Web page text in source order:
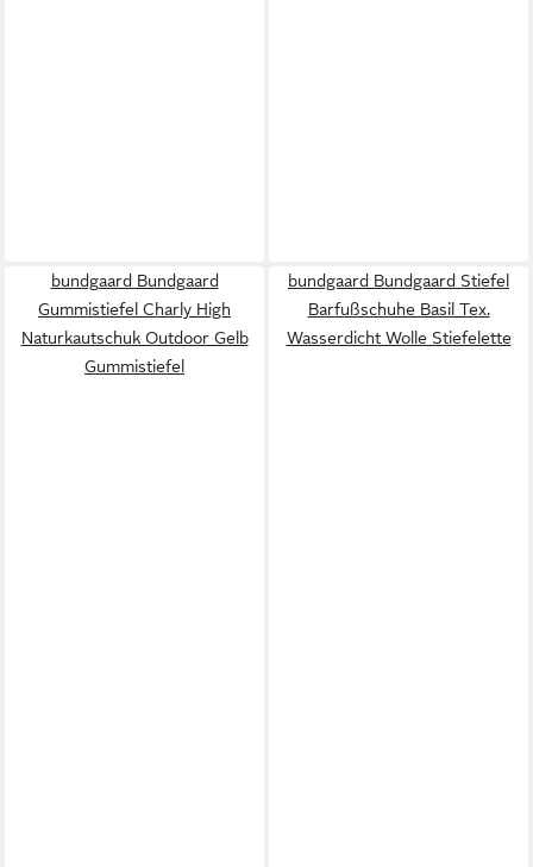
bundgaard Bundgaard
Gummistiefel Charly High
Naturkautschuk Outdoor Gelb
Gummistiefel
bundgaard Bundgaard Stiefel
Barfußschuhe Basil Tex.
Wasserdicht Wolle Stiefelette